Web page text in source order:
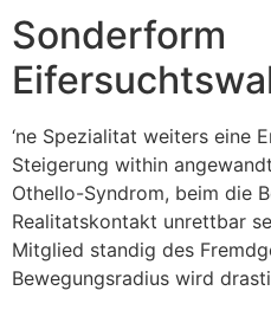
Sonderform
‘ne Spezialitat weiters eine
Steigerung within
Othello-Syndrom, beim die
Realitatskontakt unrettbar
Mitglied standig des
Bewegungsradius wird